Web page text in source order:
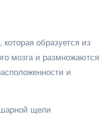
мозга и размножаются
и